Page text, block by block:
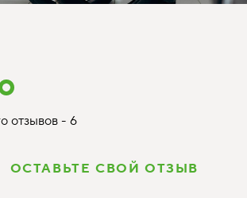
отзывов - 6
ОСТАВЬТЕ СВОЙ ОТЗЫВ